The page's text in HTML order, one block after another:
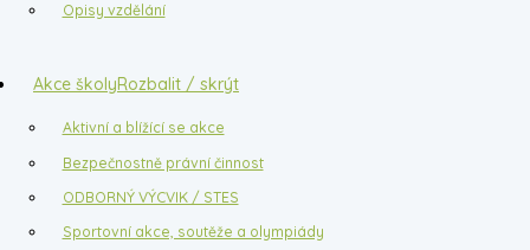
Opisy vzdělání
Akce školyRozbalit / skrýt
Aktivní a blížící se akce
Bezpečnostně právní činnost
ODBORNÝ VÝCVIK / STES
Sportovní akce, soutěže a olympiády